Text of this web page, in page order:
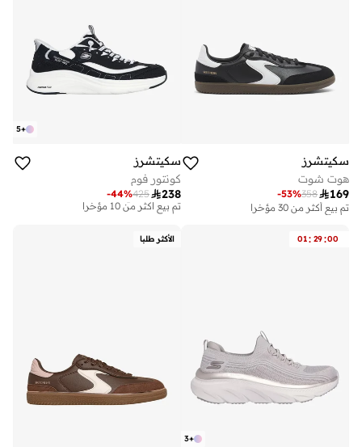
سكيتشرز
هوت شوت
169
358
-53%
تم بيع أكثر من 30 مؤخرا
+
5
سكيتشرز
كونتور فوم
238
425
-44%
توصيل مجاني
تم بيع أكثر من 10 مؤخرا
توصيل مجاني
01: 29:00
+
3
الأكثر طلبا